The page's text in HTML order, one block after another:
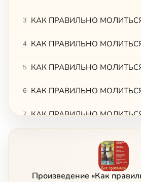
3
4
5
6
7
Произведение «Как